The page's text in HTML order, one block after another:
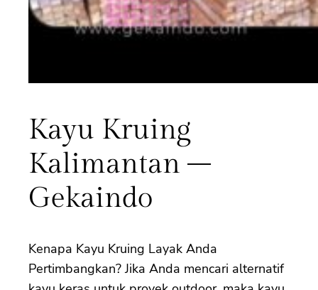
Kayu Kruing
Kalimantan –
Gekaindo
Kenapa Kayu Kruing Layak Anda
Pertimbangkan? Jika Anda mencari alternatif